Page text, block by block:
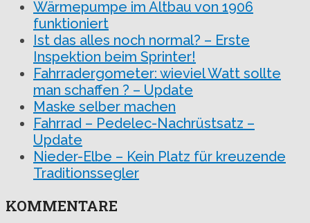
Wärmepumpe im Altbau von 1906
funktioniert
Ist das alles noch normal? – Erste
Inspektion beim Sprinter!
Fahrradergometer: wieviel Watt sollte
man schaffen ? – Update
Maske selber machen
Fahrrad – Pedelec-Nachrüstsatz –
Update
Nieder-Elbe – Kein Platz für kreuzende
Traditionssegler
KOMMENTARE